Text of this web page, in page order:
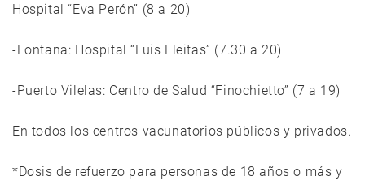
Hospital “Eva Perón” (8 a 20)
-Fontana: Hospital “Luis Fleitas” (7.30 a 20)
-Puerto Vilelas: Centro de Salud “Finochietto” (7 a 19)
En todos los centros vacunatorios públicos y privados.
*Dosis de refuerzo para personas de 18 años o más y